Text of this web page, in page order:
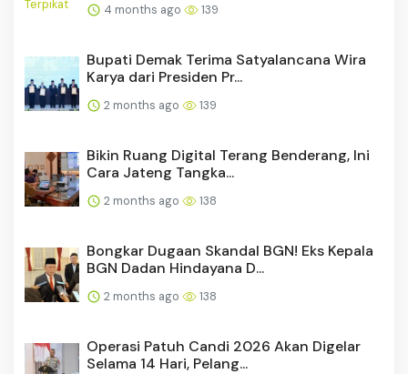
4 months ago 139
Bupati Demak Terima Satyalancana Wira
Karya dari Presiden Pr...
2 months ago 139
Bikin Ruang Digital Terang Benderang, Ini
Cara Jateng Tangka...
2 months ago 138
Bongkar Dugaan Skandal BGN! Eks Kepala
BGN Dadan Hindayana D...
2 months ago 138
Operasi Patuh Candi 2026 Akan Digelar
Selama 14 Hari, Pelang...